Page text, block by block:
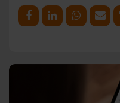
Deel op Facebook
Deel op LinkedinDeel op Whatsapp
Mail link